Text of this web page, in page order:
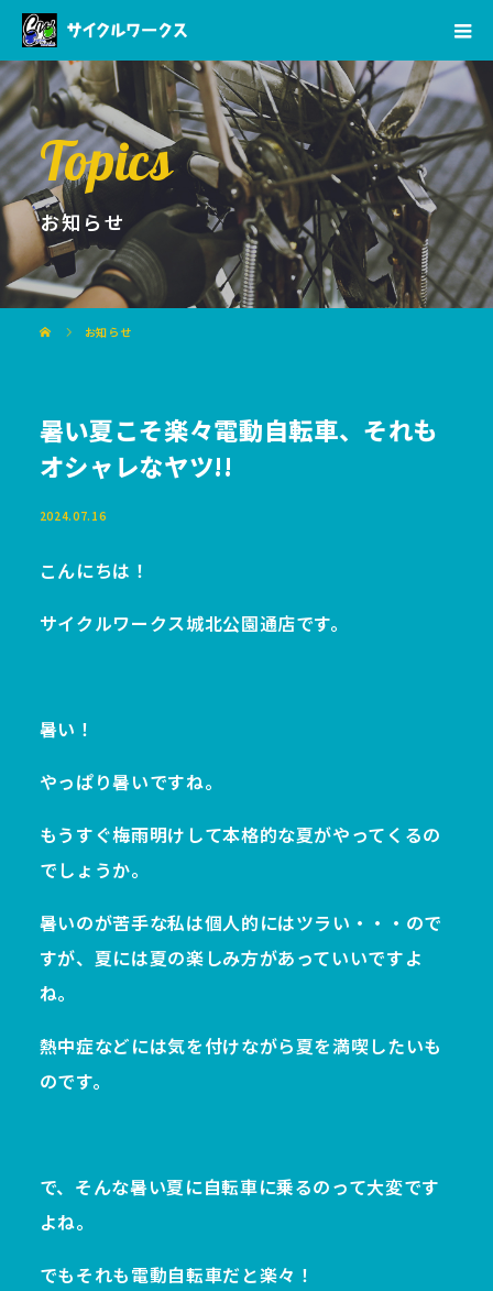
Topics
お知らせ
お知らせ
暑い夏こそ楽々電動自転車、それも
オシャレなヤツ!!
2024.07.16
こんにちは！
サイクルワークス城北公園通店です。
暑い！
やっぱり暑いですね。
もうすぐ梅雨明けして本格的な夏がやってくるの
でしょうか。
暑いのが苦手な私は個人的にはツラい・・・ので
すが、夏には夏の楽しみ方があっていいですよ
ね。
熱中症などには気を付けながら夏を満喫したいも
のです。
で、そんな暑い夏に自転車に乗るのって大変です
よね。
でもそれも電動自転車だと楽々！